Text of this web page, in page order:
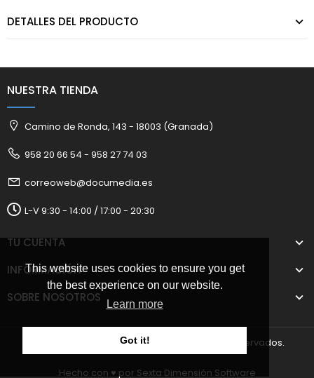
This website uses cookies to ensure you get
the best experience on our website.
Learn more
Got it!
DETALLES DEL PRODUCTO
NUESTRA TIENDA
Camino de Ronda, 143 - 18003 (Granada)
958 20 66 54 - 958 27 74 03
correoweb@documedia.es
L-V 9:30 - 14:00 / 17:00 - 20:30
TU CUENTA
INFORMACIÓN
SOBRE NOSOTROS
2025 © Documedia S.L. Todos los derechos reservados.
Hecho con ♥️ por Sexta Dimensión Software